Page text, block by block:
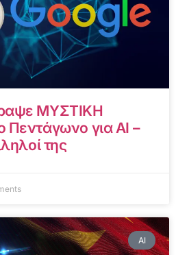
ΜΥΣΤΙΚΗ
Πεντάγωνο για AI –
της
AI